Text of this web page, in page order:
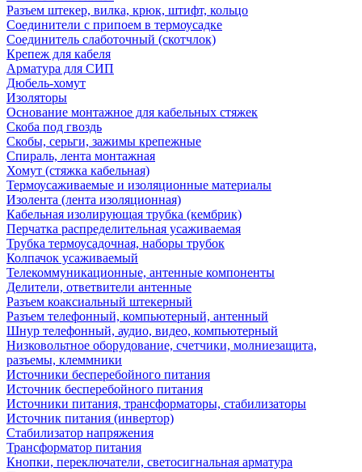
Разъем штекер, вилка, крюк, штифт, кольцо
Соединители с припоем в термоусадке
Соединитель слаботочный (скотчлок)
Крепеж для кабеля
Арматура для СИП
Дюбель-хомут
Изоляторы
Основание монтажное для кабельных стяжек
Скоба под гвоздь
Скобы, серьги, зажимы крепежные
Спираль, лента монтажная
Хомут (стяжка кабельная)
Термоусаживаемые и изоляционные материалы
Изолента (лента изоляционная)
Кабельная изолирующая трубка (кембрик)
Перчатка распределительная усаживаемая
Трубка термоусадочная, наборы трубок
Колпачок усаживаемый
Телекоммуникационные, антенные компоненты
Делители, ответвители антенные
Разъем коаксиальный штекерный
Разъем телефонный, компьютерный, антенный
Шнур телефонный, аудио, видео, компьютерный
Низковольтное оборудование, счетчики, молниезащита,
разъемы, клеммники
Источники бесперебойного питания
Источник бесперебойного питания
Источники питания, трансформаторы, стабилизаторы
Источник питания (инвертор)
Стабилизатор напряжения
Трансформатор питания
Кнопки, переключатели, светосигнальная арматура